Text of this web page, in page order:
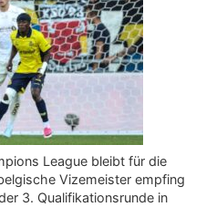
League bleibt für die
Vizemeister empfing
3. Qualifikationsrunde in